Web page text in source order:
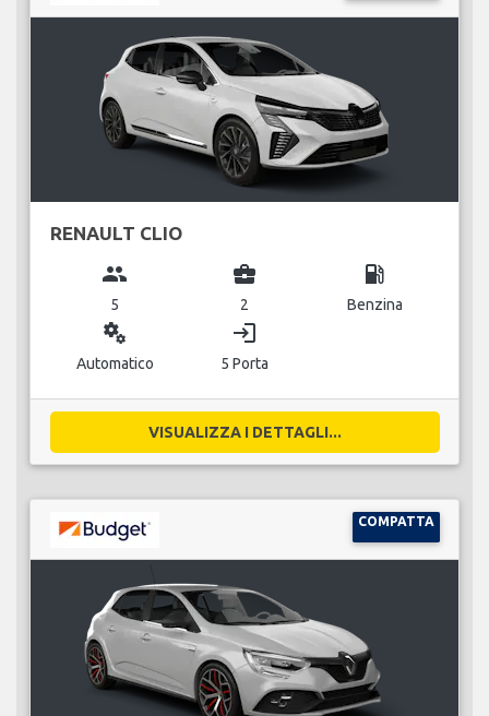
RENAULT CLIO
group
5
business_center
2
local_gas_station
Benzina
miscellaneous_services
Automatico
login
5 Porta
VISUALIZZA I DETTAGLI...
COMPATTA